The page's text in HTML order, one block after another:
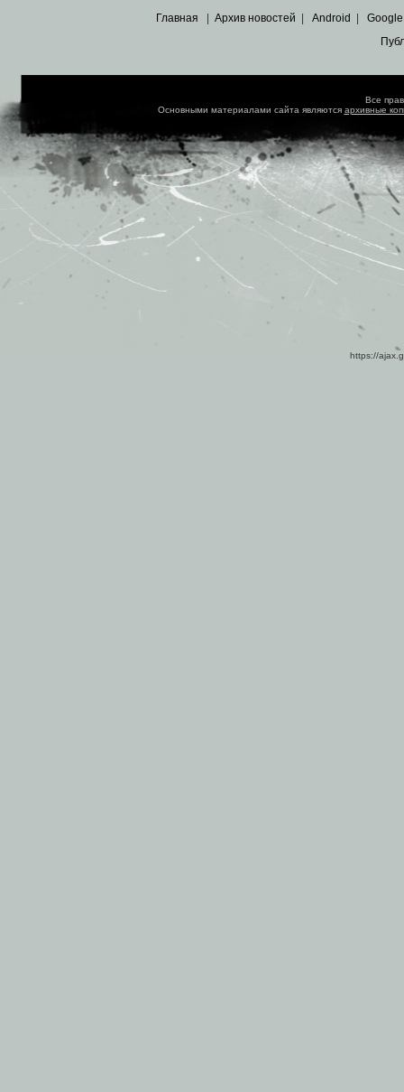
Главная Архив новостей Android Google
Все
Основными материалами сайта являются архивные
https://